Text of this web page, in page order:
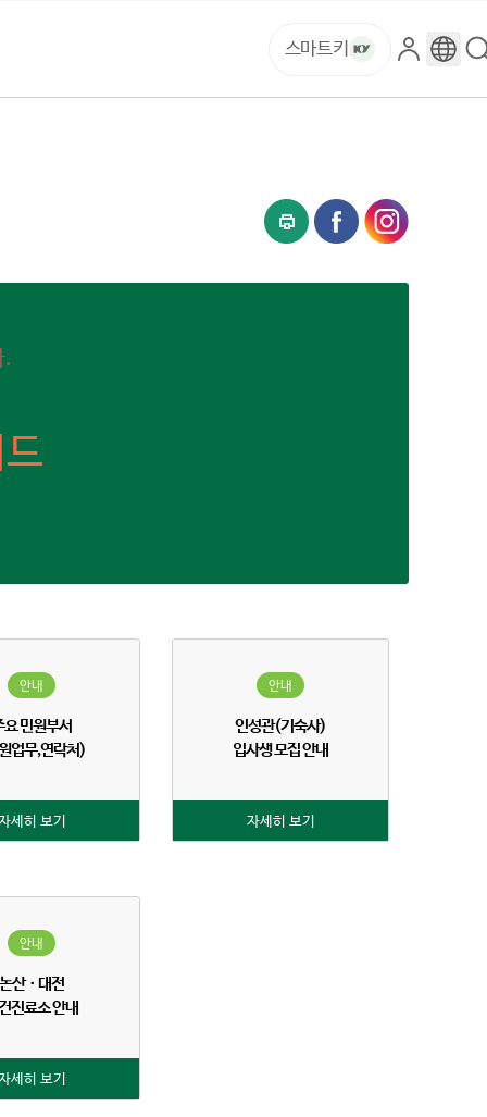
스마트키
로
구
.
안내
요 민원부서
업무,연락처)
세히 보기
안내
인성관(기숙사)
입사생 모집 안내
자세히 보기
안내
논산ㆍ대전
진료소 안내
세히 보기